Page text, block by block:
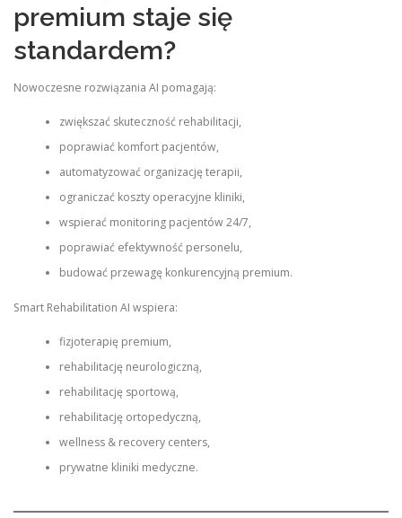
premium staje się
standardem?
Nowoczesne rozwiązania AI pomagają:
zwiększać skuteczność rehabilitacji,
poprawiać komfort pacjentów,
automatyzować organizację terapii,
ograniczać koszty operacyjne kliniki,
wspierać monitoring pacjentów 24/7,
poprawiać efektywność personelu,
budować przewagę konkurencyjną premium.
Smart Rehabilitation AI wspiera:
fizjoterapię premium,
rehabilitację neurologiczną,
rehabilitację sportową,
rehabilitację ortopedyczną,
wellness & recovery centers,
prywatne kliniki medyczne.